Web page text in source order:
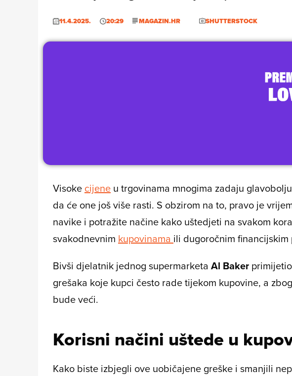
11.4.2025. 20:29 MAGAZIN.HR SHUTTERSTOCK
Visoke cijene u trgovinama mnogima zadaju
da će one još više rasti. S obzirom na to, pravo je
navike i potražite načine kako uštedjeti na svakom
svakodnevnim kupovinama ili dugoročnim financijskim
Bivši djelatnik jednog supermarketa Al Baker
grešaka koje kupci često rade tijekom kupovine, a
bude veći.
Korisni načini uštede u
Kako biste izbjegli ove uobičajene greške i smanjili